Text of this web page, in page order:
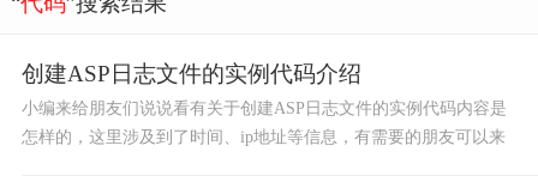
创建ASP日志文件的实例代码介绍
小编来给朋友们说说看有关于创建ASP日志文件的实例代码内容是
怎样的，这里涉及到了时间、ip地址等信息，有需要的朋友可以来